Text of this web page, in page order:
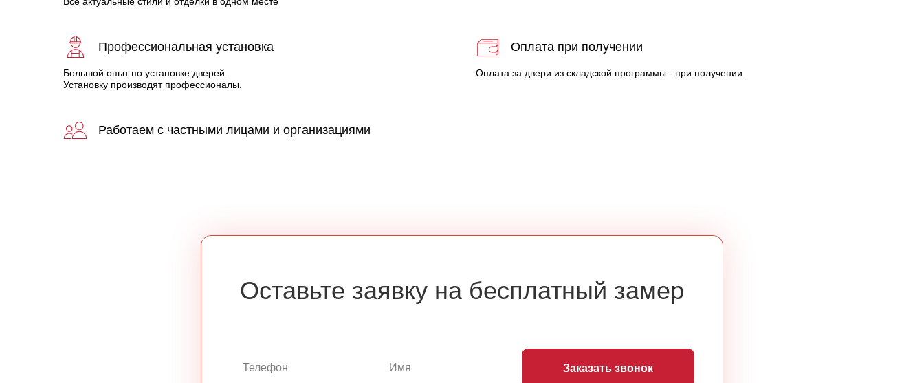
Профессиональная установка
Большой опыт по установке дверей.
Установку производят профессионалы.
Оплата при получении
Оплата за двери из складской программы - при получении.
Работаем с частными лицами и организациями
Оставьте заявку на бесплатный замер
Заказать звонок